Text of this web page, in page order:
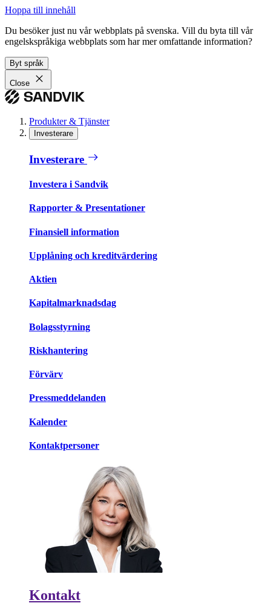
Hoppa till innehåll
Du besöker just nu vår webbplats på svenska. Vill du byta till vår
engelskspråkiga webbplats som har mer omfattande information?
Byt språk
Close
Produkter & Tjänster
Investerare
Investerare
Investera i Sandvik
Rapporter & Presentationer
Finansiell information
Upplåning och kreditvärdering
Aktien
Kapitalmarknadsdag
Bolagsstyrning
Riskhantering
Förvärv
Pressmeddelanden
Kalender
Kontaktpersoner
Kontakt